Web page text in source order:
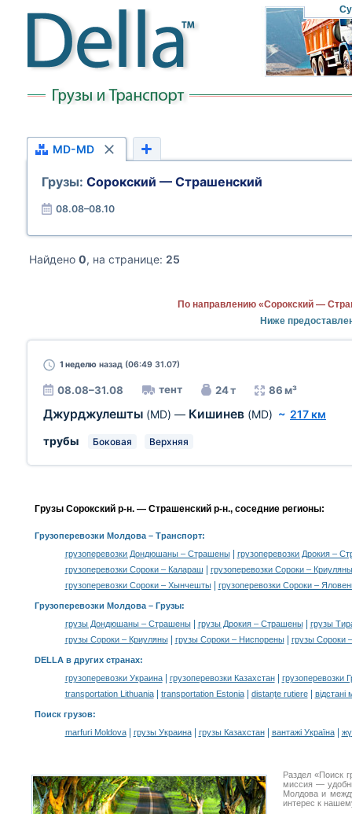
MD-MD
Грузы: Сорокский — Страшенский
08.08–08.10
Найдено 0, на странице: 25
По направлению «Сорокский —
Ниже
1 неделю назад (06:49 31.07)
08.08–31.08 тент 24 т 86 м³
Джурджулешты (MD) — Кишинев (MD) ~ 217 км
трубы
Боковая Верхняя
Грузы Сорокский р-н. — Страшенский р-н., соседние регионы:
Грузоперевозки Молдова– Транспорт:
грузоперевозки Дондюшаны – Страшены|
грузоперевозки Дрокия –
грузоперевозки Сороки – Калараш
грузоперевозки Сороки – Криуляны
грузоперевозки Сороки – Хынчешты| грузоперевозки Сороки –
Грузоперевозки Молдова – Грузы:
грузы Дондюшаны – Страшены| грузы Дрокия – Страшены|
грузы
грузы Сороки – Криуляны| грузы Сороки – Ниспорены| грузы Сороки
DELLA в других странах:
грузоперевозки Украина| грузоперевозки Казахстан|
грузоперевозки
transportation Lithuania| transportation Estonia| distanţe rutiere| відстані
Поиск грузов:
marfuri Moldova| грузы Украина| грузы Казахстан| вантажі Україна|
Раздел «Поиск
миссия —
Молдова и
интерес к